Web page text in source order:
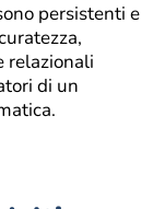
persistenti e
relazionali
di un